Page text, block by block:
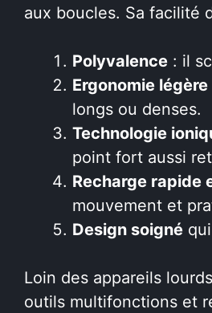
aux boucles. Sa facilité
Polyvalence : il
Ergonomie légère
longs ou denses.
Technologie
point fort aussi
Recharge rapide
mouvement et
Design soigné
Loin des appareils
outils multifonctions et